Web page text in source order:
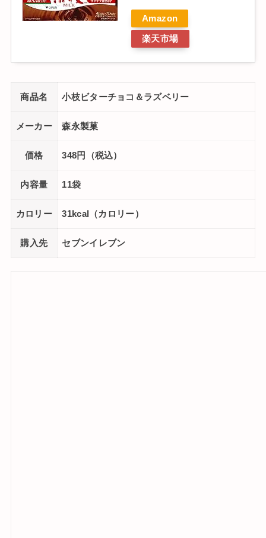
Amazon
楽天市場
商品名 小枝ビターチョコ＆ラズベリー
メーカー 森永製菓
価格 348円（税込）
内容量 11袋
カロリー 31kcal（カロリー）
購入先 セブンイレブン